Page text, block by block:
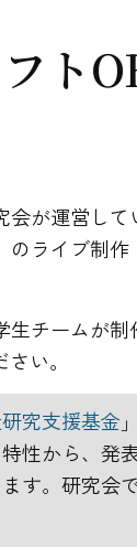
ト
が運営し
のライブ制
生チームが
い。
究支援基金
性から、発
す。研究会